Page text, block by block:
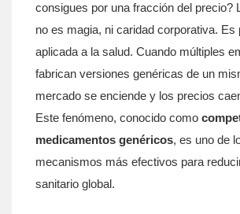
consigues por una fracción del precio?
no es magia, ni caridad corporativa. Es
aplicada a la salud. Cuando múltiples
fabrican versiones genéricas de un
mercado se enciende y los precios
Este fenómeno, conocido como
medicamentos genéricos, es uno de
mecanismos más efectivos para
sanitario global.